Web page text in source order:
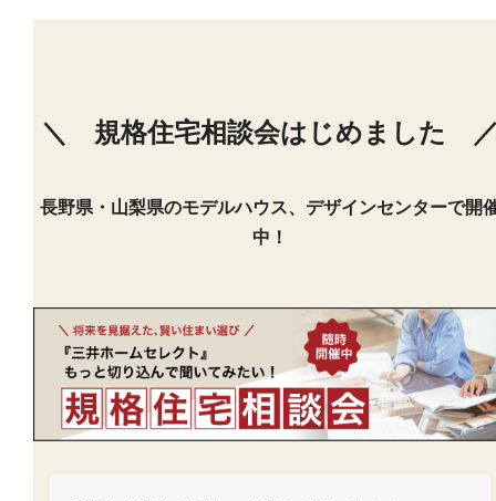
＼ 規格住宅相談会はじめました
長野県・山梨県のモデルハウス、デザインセンターで開
中！